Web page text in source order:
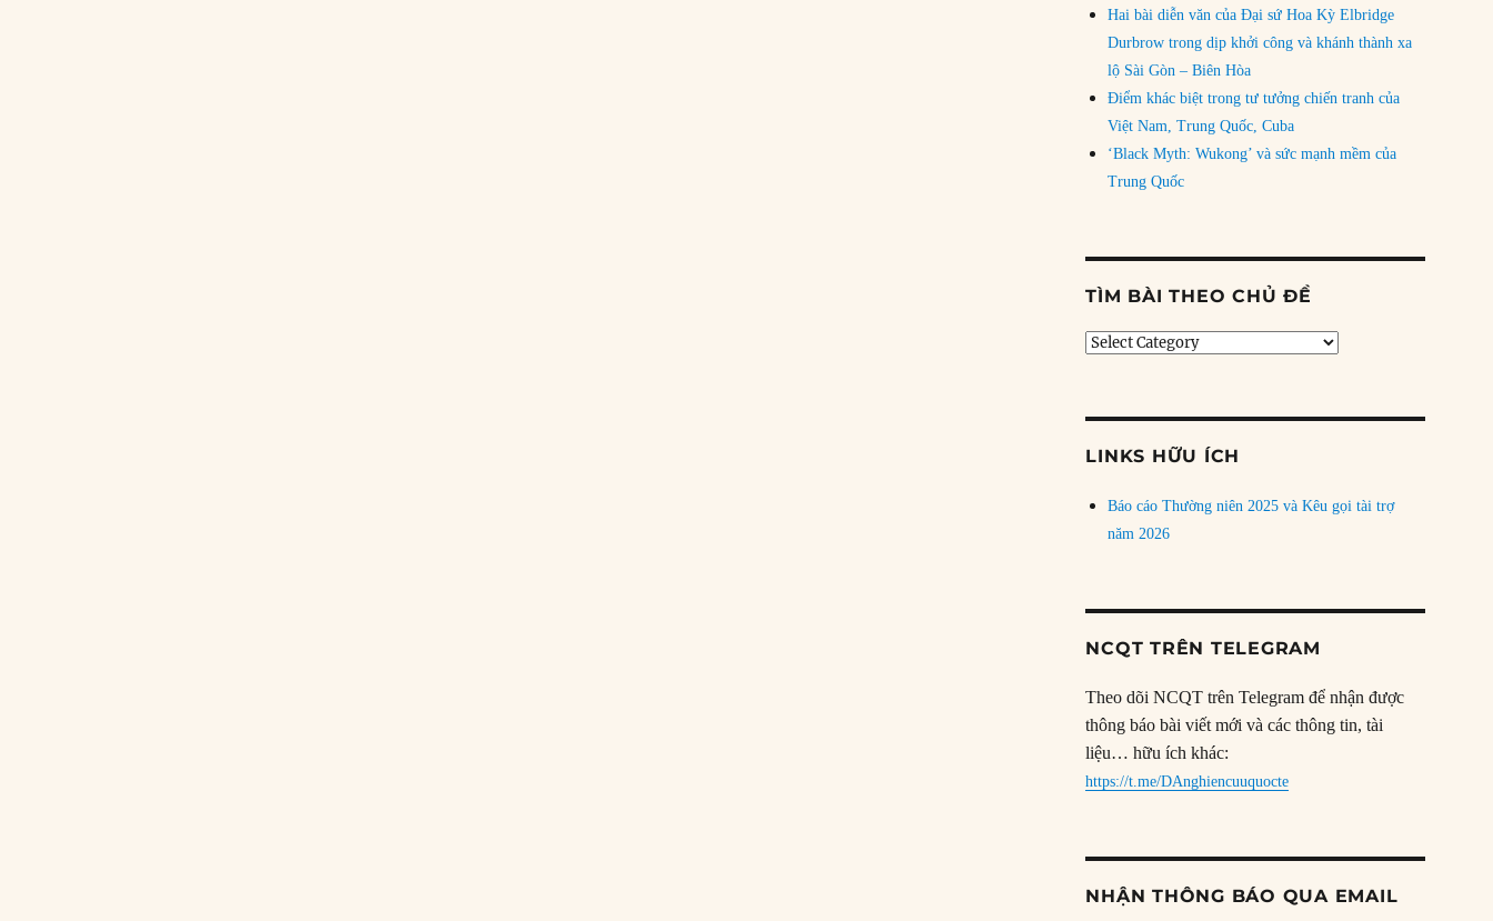
Hai bài diễn văn của Đại sứ Hoa Kỳ Elbridge
Durbrow trong dịp khởi công và khánh thành xa
lộ Sài Gòn – Biên Hòa
Điểm khác biệt trong tư tưởng chiến tranh của
Việt Nam, Trung Quốc, Cuba
‘Black Myth: Wukong’ và sức mạnh mềm của
Trung Quốc
TÌM BÀI THEO CHỦ ĐỀ
Tìm
LINKS HỮU ÍCH
Báo cáo Thường niên 2025 và Kêu gọi tài trợ
năm 2026
NCQT TRÊN TELEGRAM
Theo dõi NCQT trên Telegram để nhận được
thông báo bài viết mới và các thông tin, tài
liệu… hữu ích khác:
https://t.me/DAnghiencuuquocte
NHẬN THÔNG BÁO QUA EMAIL